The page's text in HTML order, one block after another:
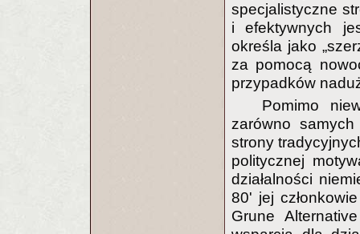
specjalistyczne
i efektywnych
określa jako
za pomocą
przypadków
Pomimo
zarówno
strony
politycznej
działalności
80' jej
Grune